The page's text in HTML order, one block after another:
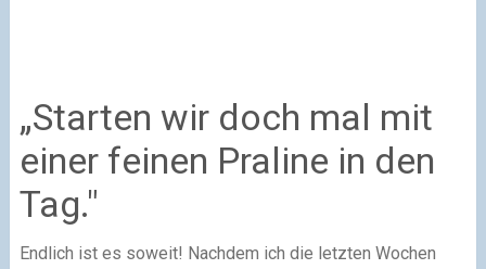
„Starten wir doch mal mit
einer feinen Praline in den
Tag."
Endlich ist es soweit! Nachdem ich die letzten Wochen